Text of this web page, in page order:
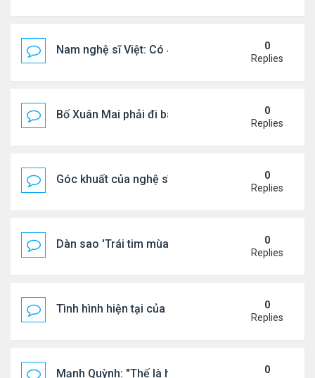
Nam nghệ sĩ Việt: Có 4 nhà ở Pháp, sống gần
0
Replies
Bố Xuân Mai phải đi bán cơm ở Mỹ
0
Replies
Góc khuất của nghệ sĩ Hoài Tâm
0
Replies
Dàn sao 'Trái tim mùa thu' sau 26 năm
0
Replies
Tình hình hiện tại của Quang Lê
0
Replies
Mạnh Quỳnh: "Thế là hết"
0